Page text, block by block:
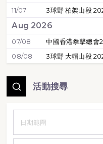
11/07
3球野 柏架山段
Aug 2026
07/08
中國香港拳擊總會
08/08
3球野 大帽山段
活動搜尋